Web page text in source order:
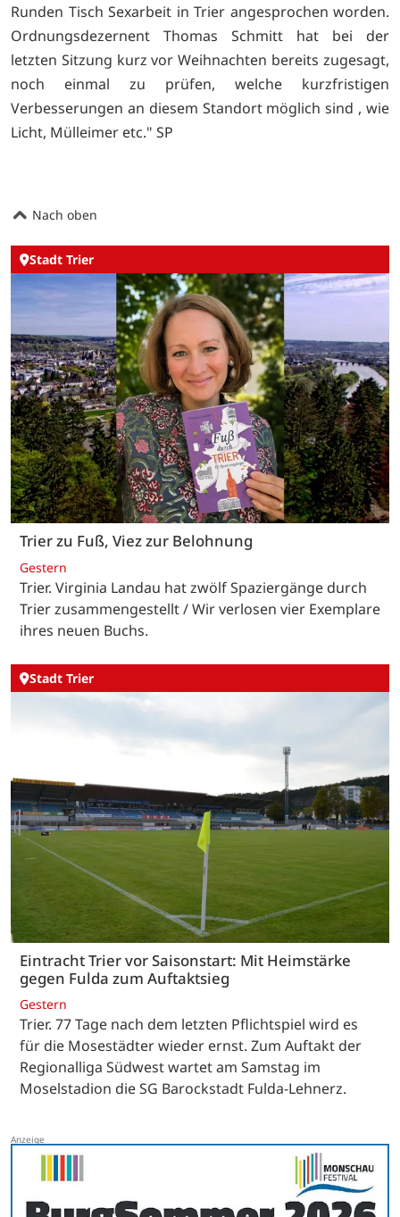
Runden Tisch Sexarbeit in Trier angesprochen worden.
Ordnungsdezernent Thomas Schmitt hat bei der
letzten Sitzung kurz vor Weihnachten bereits zugesagt,
noch einmal zu prüfen, welche kurzfristigen
Verbesserungen an diesem Standort möglich sind , wie
Licht, Mülleimer etc." SP
Nach oben
Stadt Trier
Trier zu Fuß, Viez zur Belohnung
Gestern
Trier. Virginia Landau hat zwölf Spaziergänge durch
Trier zusammengestellt / Wir verlosen vier Exemplare
ihres neuen Buchs.
Stadt Trier
Eintracht Trier vor Saisonstart: Mit Heimstärke
gegen Fulda zum Auftaktsieg
Gestern
Trier. 77 Tage nach dem letzten Pflichtspiel wird es
für die Mosestädter wieder ernst. Zum Auftakt der
Regionalliga Südwest wartet am Samstag im
Moselstadion die SG Barockstadt Fulda-Lehnerz.